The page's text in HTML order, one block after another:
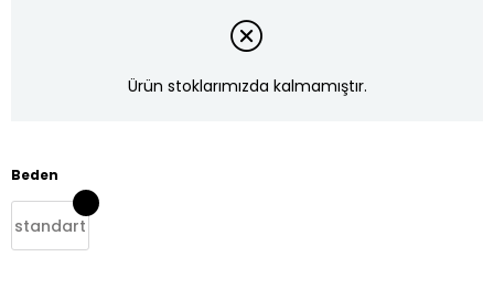
Ürün stoklarımızda kalmamıştır.
Beden
standart